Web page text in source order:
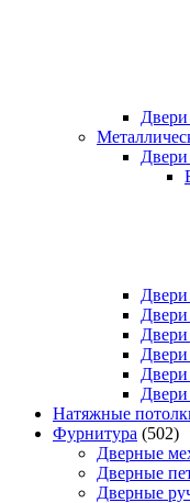
Натяжные
Фурнитура (502)
Дверные
Дверные
Дверные